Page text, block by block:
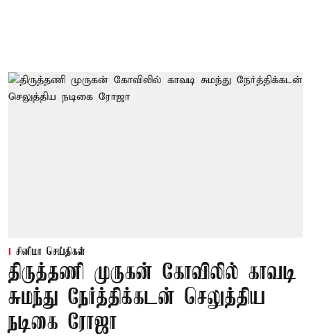
சினிமா செய்திகள்
திருத்தணி முருகன் கோவிலில் காவடி
சுமந்து நேர்த்திக்கடன் செலுத்திய
நடிகை ரோஜா